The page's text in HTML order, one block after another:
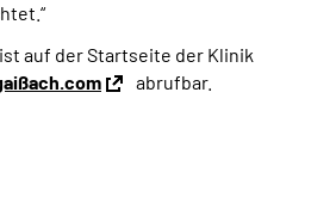
auf der Startseite der Klinik
abrufbar.